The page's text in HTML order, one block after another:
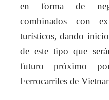
en forma de
combinados con
turísticos, dando
de este tipo que
futuro próximo
Ferrocarriles de